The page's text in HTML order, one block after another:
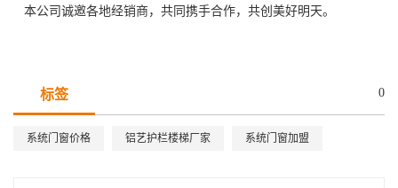
本公司诚邀各地经销商，共同携手合作，共创美好明天。
标签 0
系统门窗价格 铝艺护栏楼梯厂家 系统门窗加盟